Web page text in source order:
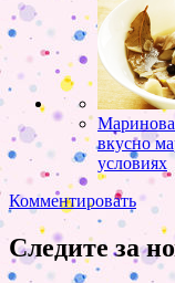
вкусно
условиях
Комментировать
Следите за